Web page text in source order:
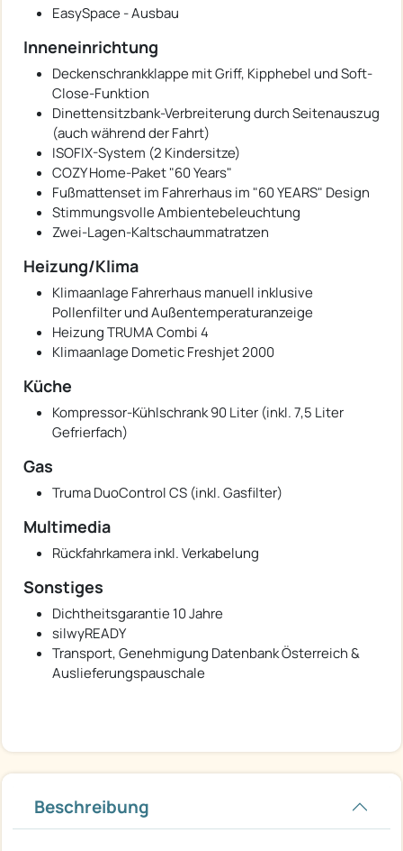
EasySpace - Ausbau
Inneneinrichtung
Deckenschrankklappe mit Griff, Kipphebel und Soft-
Close-Funktion
Dinettensitzbank-Verbreiterung durch Seitenauszug
(auch während der Fahrt)
ISOFIX-System (2 Kindersitze)
COZY Home-Paket "60 Years"
Fußmattenset im Fahrerhaus im "60 YEARS" Design
Stimmungsvolle Ambientebeleuchtung
Zwei-Lagen-Kaltschaummatratzen
Heizung/Klima
Klimaanlage Fahrerhaus manuell inklusive
Pollenfilter und Außentemperaturanzeige
Heizung TRUMA Combi 4
Klimaanlage Dometic Freshjet 2000
Küche
Kompressor-Kühlschrank 90 Liter (inkl. 7,5 Liter
Gefrierfach)
Gas
Truma DuoControl CS (inkl. Gasfilter)
Multimedia
Rückfahrkamera inkl. Verkabelung
Sonstiges
Dichtheitsgarantie 10 Jahre
silwyREADY
Transport, Genehmigung Datenbank Österreich &
Auslieferungspauschale
Beschreibung